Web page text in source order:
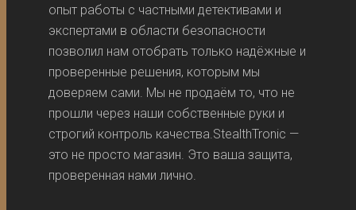
опыт работы с частными детективами и
экспертами в области безопасности
позволил нам отобрать только надёжные и
проверенные решения, которым мы
доверяем сами. Мы не продаём то, что не
прошли через наши собственные руки и
строгий контроль качества.StealthTronic —
это не просто магазин. Это ваша защита,
проверенная нами лично.